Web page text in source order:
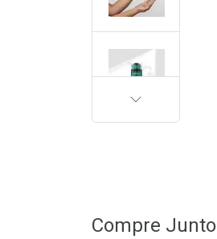
PRÓXIMA
Compre Junto